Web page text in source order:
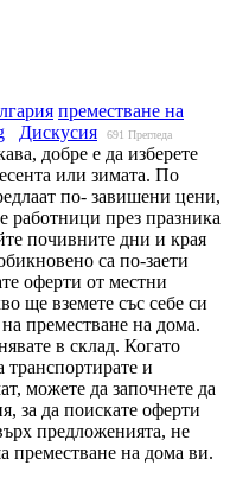
преместване на
Дискусия 691 Прегледа
добре е да изберете
или зимата. По
по- завишени цени,
работници през празника
почивните дни и края
са по-заети
оферти от местни
ще вземете със себе си
преместване на дома.
в склад. Когато
транспортирате и
можете да започнете да
за да поискате оферти
предложенията, не
преместване на дома ви.